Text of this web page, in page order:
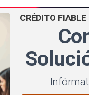
CRÉDITO FIABLE